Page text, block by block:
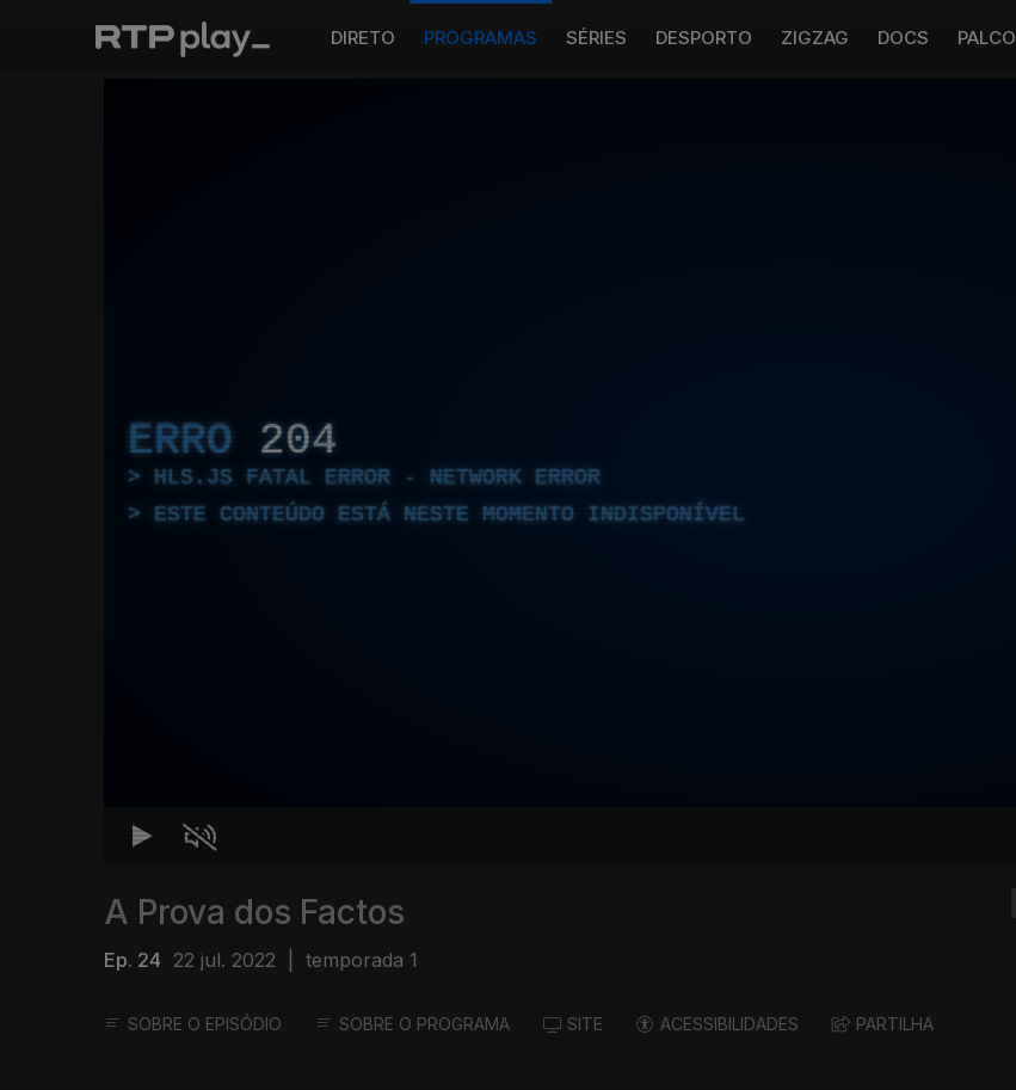
DIRETO PROGRAMAS SÉRIES DESPORTO ZIGZAG DOCS PALCO
ERRO 204
HLS.JS FATAL ERROR - NETWORK ERROR
ESTE CONTEÚDO ESTÁ NESTE MOMENTO INDISPONÍVEL
A Prova dos Factos
Ep. 24 22 jul. 2022 temporada 1
SOBRE O EPISÓDIO SOBRE O PROGRAMA SITE ACESSIBILIDADES PARTILHA